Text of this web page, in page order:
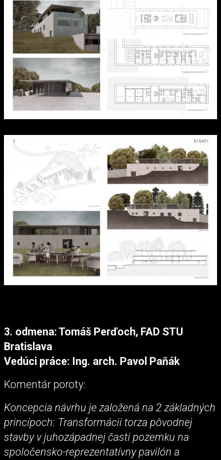
3. odmena: Tomáš Perďoch, FAD STU
Bratislava
Vedúci práce: Ing. arch. Pavol Paňák
Komentár poroty:
Koncepcia návrhu je založená na 2 základných
princípoch: Transformácii torza pôvodnej
stavby v juhozápadnej časti pozemku na
spoločensko-reprezentatívny pavilón a